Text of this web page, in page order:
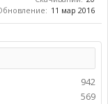
942
569
11 мар 2016